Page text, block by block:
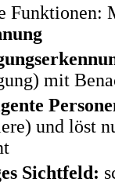
Funktionen:
mit
und löst
Sichtfeld: